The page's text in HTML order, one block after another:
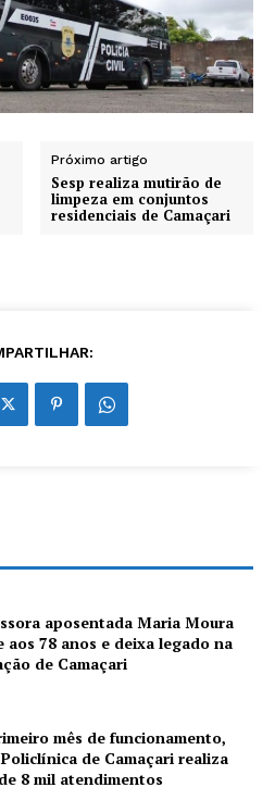
Próximo artigo
Sesp realiza mutirão de
limpeza em conjuntos
residenciais de Camaçari
aposentada Maria Moura
aos 78 anos e deixa legado na
de Camaçari
mês de funcionamento,
de Camaçari realiza
8 mil atendimentos